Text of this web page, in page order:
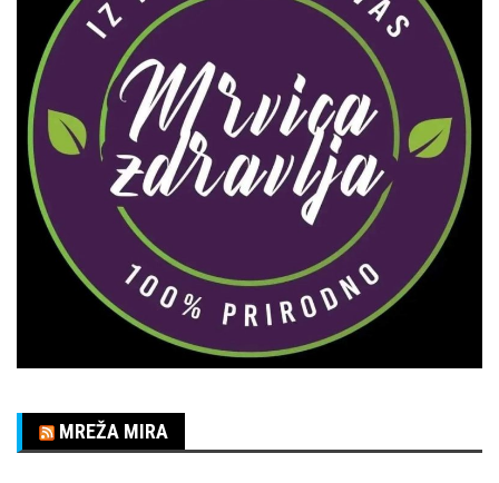
MREŽA MIRA